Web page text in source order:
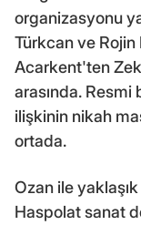
organizasyonu
Türkcan ve
Acarkent'ten
arasında.
ilişkinin nikah
ortada.
Ozan ile
Haspolat sanat